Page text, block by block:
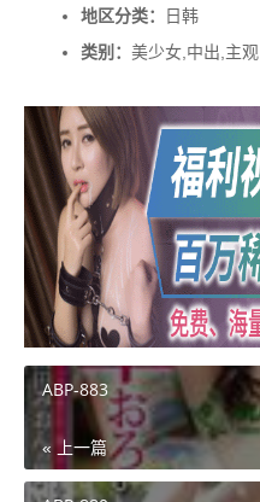
地区分类：
日韩
类别： 美少女,中出,主观
ABP-883
« 上一篇